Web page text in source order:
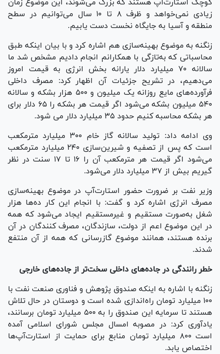
کوچک استارت‌آپ هستند که بزرگ می‌شوند، این موضوع زمان
زیادی نمی‌خواهد و ظرف ۸ تا ۱۰ سال می‌توانیم در سطح
منطقه و آسیا به جایگاه نخست دست یابیم.
زنگنه به موضوع بهینه‌سازی هم اشاره کرد و با بیان اینکه طبق
محاسباتی که به‌تازگی با همکارانم انجام دادیم مشخص شد ما
سالانه ۷۰ میلیارد دلار یارانه بخش انرژی به قیمت امروز
می‌دهیم، در تشریح جزئیات آن اظهار کرد: مصرف داخلی
فرآورده‌های مایع روزانه یک میلیون و ۵۰۰ هزار بشکه و سالانه
۵۴۰ میلیون بشکه می‌شود اگر قیمت هر بشکه را ۶۵ دلار برای
هر بشکه محاسبه کنیم حدود ۳۵ میلیارد دلار می شود.
وی ادامه داد: تولید سالانه گاز خام ۳۰۰ میلیارد مترمکعب
است که پس از تصفیه و شیرین‌سازی ۲۴۰ میلیارد مترمکعب
می‌شود اگر قیمت هر مترمکعب آن را ۱۶ تا ۱۷ سنت در نظر
گیریم بیش از ۳۷ میلیارد دلار می‌شود.
وزیر نفت بر ضرورت حضور استارت‌آپ در موضوع بهینه‌سازی
مصرف انرژی اشاره کرد و گفت: با انجام این کار ده‌ها هزار
شغل به‌صورت مستقیم و غیرمستقیم ایجاد می‌شود که همه
در این موضوع اعم از دولت، سازندگان، مصرف کنندگان در آن
برنده هستند، همانند موضوع گازرسانی که همه از آن منتفع
شدند.
خطر رانندگی در جاده‌های داخلی سخت‌تر از جاده‌های خارجی
زنگنه با اشاره به اینکه صندوق پژوهش و فناوری صنعت نفت با
۱۰۰ میلیارد تومان راه‌اندازی شده است و دوستان در حال تلاش
هستند تا سرمایه این صندوق را به ۵۰۰ میلیارد تومان برسانند،
یادآوری کرد: در مصوبه امسال مجلس شورای اسلامی آمده
است ۸۰۰ میلیارد تومان منابع برای حمایت از استارت‌آپ‌ها
اختصاص یابد.